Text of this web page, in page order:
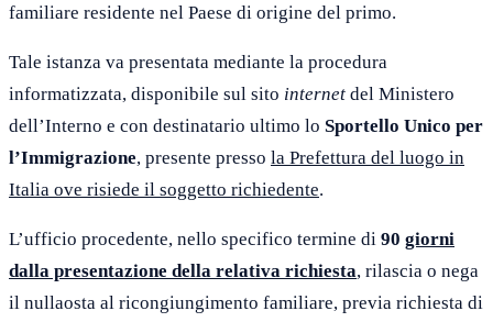
familiare residente nel Paese di origine del primo.
Tale istanza va presentata mediante la procedura
informatizzata, disponibile sul sito internet del Ministero
dell’Interno e con destinatario ultimo lo Sportello Unico per
l’Immigrazione, presente presso la Prefettura del luogo in
Italia ove risiede il soggetto richiedente.
L’ufficio procedente, nello specifico termine di 90 giorni
dalla presentazione della relativa richiesta, rilascia o nega
il nullaosta al ricongiungimento familiare, previa richiesta di